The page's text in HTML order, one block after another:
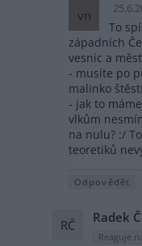
vn
To
západních
vesnic a
- musíte po
malinko
- jak to
vlkům
na nulu? :/
teoretiků
Odpovědět
RČ Radek
Reaguje